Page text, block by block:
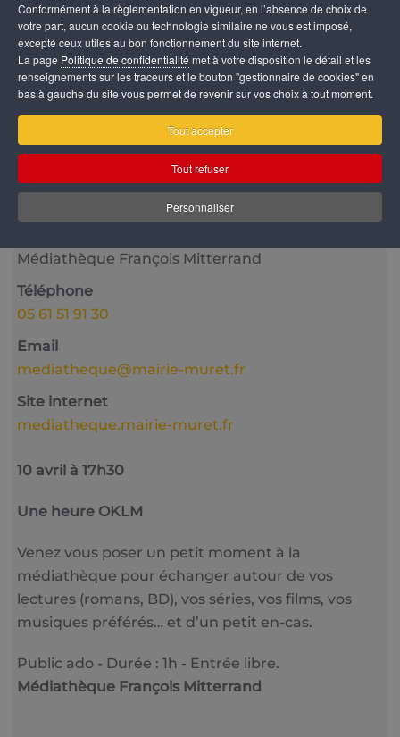
Conformément à la règlementation en vigueur, en l’absence de choix de
votre part, aucun cookie ou technologie similaire ne vous est imposé,
excepté ceux utiles au bon fonctionnement du site internet.
La page Politique de confidentialité met à votre disposition le détail et les
renseignements sur les traceurs et le bouton "gestionnaire de cookies" en
bas à gauche du site vous permet de revenir sur vos choix à tout moment.
Tout accepter
Tout refuser
Personnaliser
Vie culturelle
Date
Médiathèque François Mitterrand
Téléphone
05 61 51 91 30
Email
mediatheque@mairie-muret.fr
Site internet
mediatheque.mairie-muret.fr
10 avril à 17h30
Une heure OKLM
Venez vous poser un petit moment à la
médiathèque pour échanger autour de vos
lectures (romans, BD), vos séries, vos films, vos
musiques préférés… et d’un petit en-cas.
Public ado - Durée : 1h - Entrée libre.
Médiathèque François Mitterrand